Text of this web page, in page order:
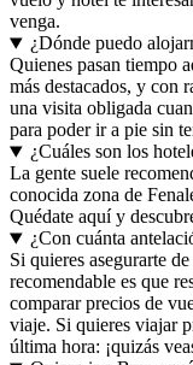
venga.
¿Dónde puedo
Quienes pasan tiempo
más destacados, y con
una visita obligada
para poder ir a pie sin
¿Cuáles son los
La gente suele
conocida zona de
Quédate aquí y
¿Con cuánta
Si quieres asegurarte
recomendable es que
comparar precios de
viaje. Si quieres viajar
última hora: ¡quizás